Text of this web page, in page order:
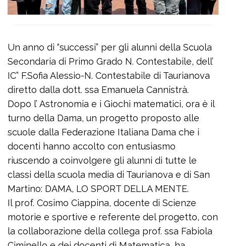
Un anno di “successi” per gli alunni della Scuola
Secondaria di Primo Grado N. Contestabile, dell’
IC” F.Sofia Alessio-N. Contestabile di Taurianova
diretto dalla dott. ssa Emanuela Cannistrà.
Dopo l’ Astronomia e i Giochi matematici, ora è il
turno della Dama, un progetto proposto alle
scuole dalla Federazione Italiana Dama che i
docenti hanno accolto con entusiasmo
riuscendo a coinvolgere gli alunni di tutte le
classi della scuola media di Taurianova e di San
Martino: DAMA, LO SPORT DELLA MENTE.
Il prof. Cosimo Ciappina, docente di Scienze
motorie e sportive e referente del progetto, con
la collaborazione della collega prof. ssa Fabiola